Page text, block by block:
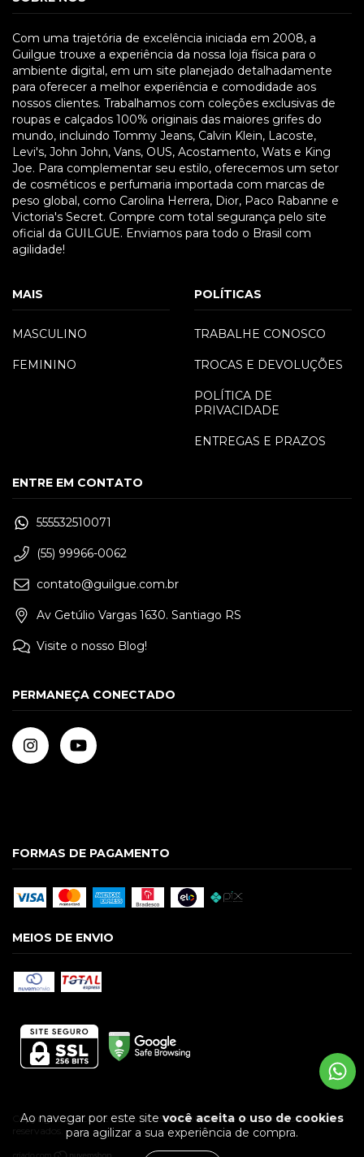
Ao navegar por este sitevocê aceita o uso de cookies
para agilizar a sua experiência de compra.
Com uma trajetória de excelência iniciada em 2008, a
Guilgue trouxe a experiência da nossa loja física para o
ambiente digital, em um site planejado detalhadamente
para oferecer a melhor experiência e comodidade aos
nossos clientes. Trabalhamos com coleções exclusivas de
roupas e calçados 100% originais das maiores grifes do
mundo, incluindo Tommy Jeans, Calvin Klein, Lacoste,
Levi's, John John, Vans, OUS, Acostamento, Wats e King
Joe. Para complementar seu estilo, oferecemos um setor
de cosméticos e perfumaria importada com marcas de
peso global, como Carolina Herrera, Dior, Paco Rabanne e
Victoria's Secret. Compre com total segurança pelo site
oficial da GUILGUE. Enviamos para todo o Brasil com
agilidade!
MAIS
MASCULINO
FEMININO
POLÍTICAS
TRABALHE CONOSCO
TROCAS E DEVOLUÇÕES
POLÍTICA DE
PRIVACIDADE
ENTREGAS E PRAZOS
ENTRE EM CONTATO
555532510071
(55) 99966-0062
contato@guilgue.com.br
Av Getúlio Vargas 1630. Santiago RS
Visite o nosso Blog!
PERMANEÇA CONECTADO
FORMAS DE PAGAMENTO
MEIOS DE ENVIO
Copyright GUILGUE LTDA - 09586928000174 - 2026. Todos os direitos
reservados.